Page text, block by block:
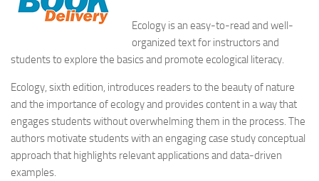
Ecology is an easy-to-read and well-
organized text for instructors and
students to explore the basics and promote ecological literacy.
Ecology, sixth edition, introduces readers to the beauty of nature
and the importance of ecology and provides content in a way that
engages students without overwhelming them in the process. The
authors motivate students with an engaging case study conceptual
approach that highlights relevant applications and data-driven
examples.